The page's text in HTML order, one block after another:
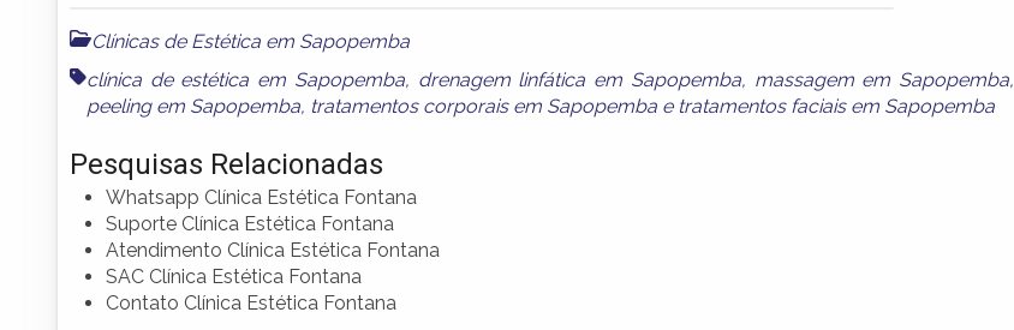
Clínicas de Estética em Sapopemba
clínica de estética em Sapopemba, drenagem linfática em Sapopemba, massagem em Sapopemba,
peeling em Sapopemba, tratamentos corporais em Sapopemba e tratamentos faciais em Sapopemba
Pesquisas Relacionadas
Whatsapp Clínica Estética Fontana
Suporte Clínica Estética Fontana
Atendimento Clínica Estética Fontana
SAC Clínica Estética Fontana
Contato Clínica Estética Fontana